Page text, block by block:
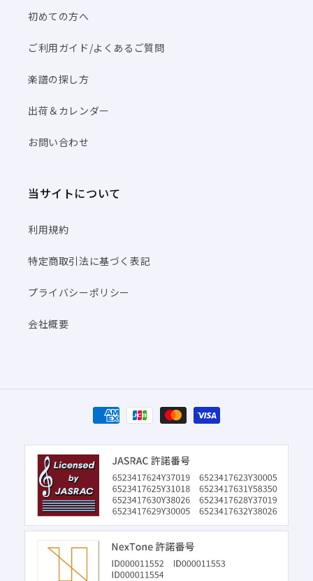
初めての方へ
ご利用ガイド/よくあるご質問
楽譜の探し方
出荷＆カレンダー
お問い合わせ
当サイトについて
利用規約
特定商取引法に基づく表記
プライバシーポリシー
会社概要
決
済
方
法